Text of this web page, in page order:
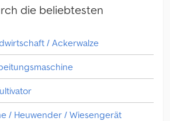
die beliebtesten
/ Ackerwalze
/ Heuwender / Wiesengerät